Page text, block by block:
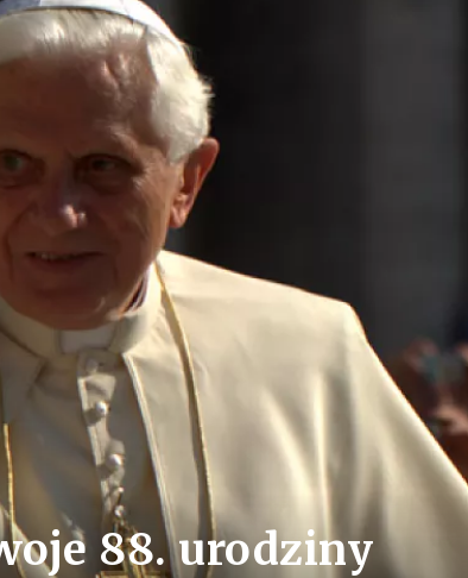
88. urodziny